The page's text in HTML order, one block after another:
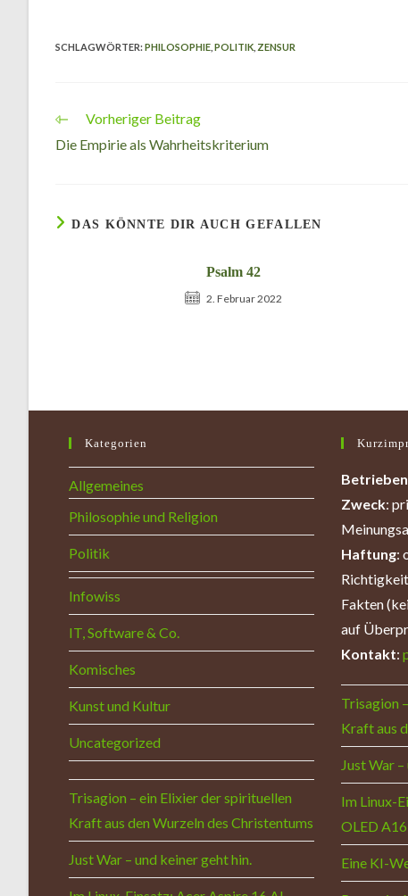
SCHLAGWÖRTER:PHILOSOPHIE POLITIK ZENSUR
Weitere
ansehen
Vorheriger Beitrag
Die Empirie als Wahrheitskriterium
DAS KÖNNTE DIR AUCH GEFALLEN
Psalm 42
2. Februar 2022
Kategorien
Allgemeines
Philosophie und Religion
Politik
Infowiss
IT, Software & Co.
Komisches
Kunst und Kultur
Uncategorized
Trisagion – ein Elixier der spirituellen
Kraft aus den Wurzeln des Christentums
Just War – und keiner geht hin.
Zweck:
Haftung:
Fakten
auf
Kontakt:
Trisagion
Kraft aus
Just War
Im Linux-
OLED
Eine KI-